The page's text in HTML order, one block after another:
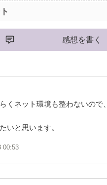
感想を書く
くネット環境も整わないので、
いと思います。
00:53